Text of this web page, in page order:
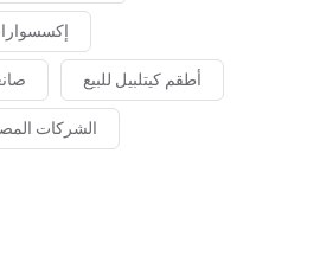
أطقم كيتلبيل للبيع
الشركات